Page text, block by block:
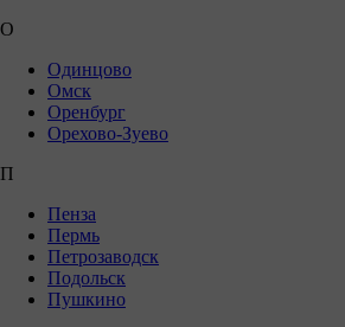
О
Одинцово
Омск
Оренбург
Орехово-Зуево
П
Пенза
Пермь
Петрозаводск
Подольск
Пушкино